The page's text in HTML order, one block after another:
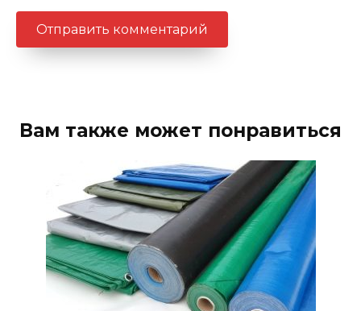
Вам также может понравиться